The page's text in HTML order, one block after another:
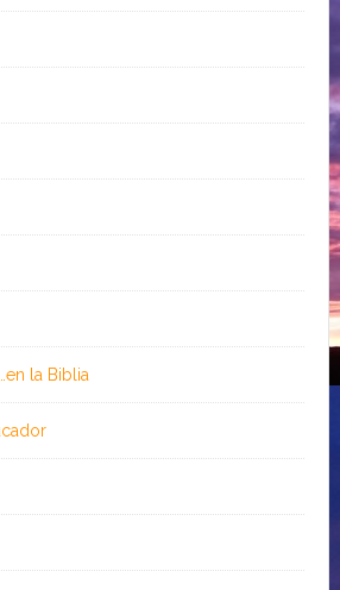
la Biblia